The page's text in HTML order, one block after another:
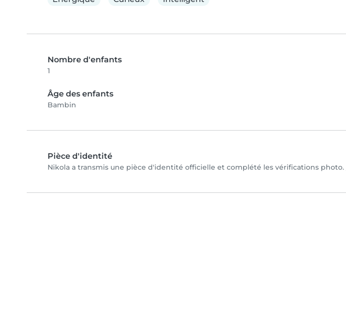
Nombre d'enfants
1
Âge des enfants
Bambin
Pièce d'identité
Nikola a transmis une pièce d'identité officielle et complété les vérifications photo.